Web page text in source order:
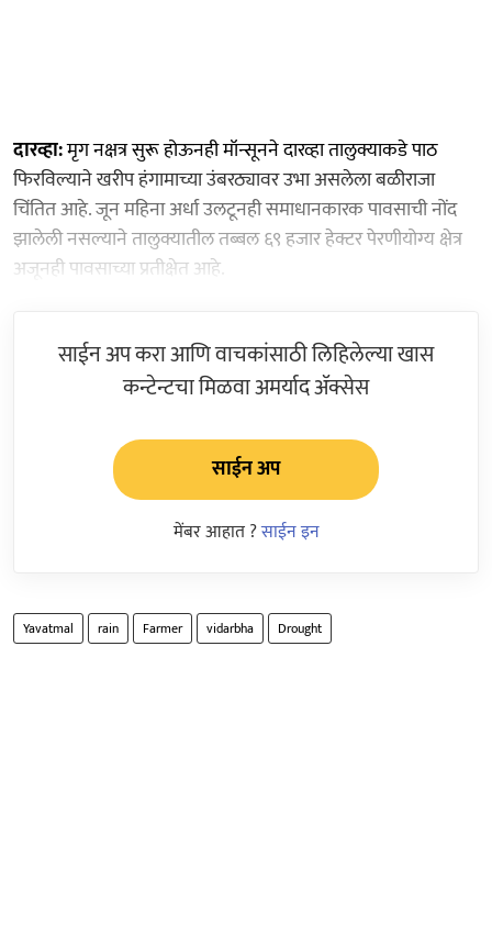
दारव्हा:मृग नक्षत्र सुरू होऊनही मॉन्सूनने दारव्हा तालुक्याकडे पाठ
फिरविल्याने खरीप हंगामाच्या उंबरठ्यावर उभा असलेला बळीराजा
चिंतित आहे. जून महिना अर्धा उलटूनही समाधानकारक पावसाची नोंद
झालेली नसल्याने तालुक्यातील तब्बल ६९ हजार हेक्टर पेरणीयोग्य क्षेत्र
अजूनही पावसाच्या प्रतीक्षेत आहे.
साईन अप करा आणि वाचकांसाठी लिहिलेल्या खास
कन्टेन्टचा मिळवा अमर्याद ॲक्सेस
साईन अप
मेंबर आहात ?साईन इन
Yavatmal rain Farmer vidarbha Drought